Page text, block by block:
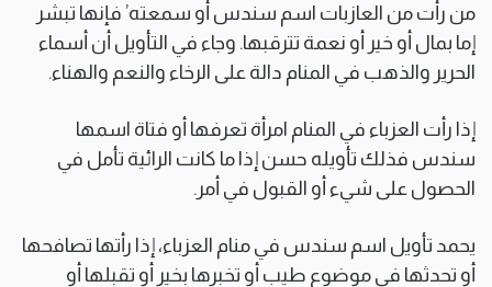
من رأت من العازبات اسم سندس أو سمعته’ فإنها تبشر
إما بمال أو خير أو نعمة تترقبها. وجاء في التأويل أن أسماء
الحرير والذهب في المنام دالة على الرخاء والنعم والهناء.
إذا رأت العزباء في المنام امرأة تعرفها أو فتاة اسمها
سندس فذلك تأويله حسن إذا ما كانت الرائية تأمل في
الحصول على شيء أو القبول في أمر.
يحمد تأويل اسم سندس في منام العزباء، إذا رأتها تصافحها
أو تحدثها في موضوع طيب أو تخبرها بخير أو تقبلها أو